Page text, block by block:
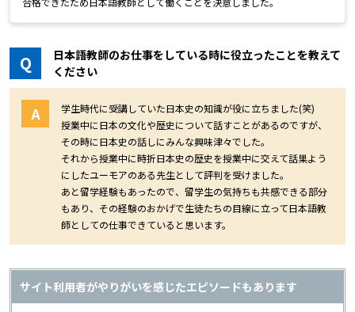
Q
日本語教師のお仕事をしている時に役立ったことを教えて
ください
A
学生時代に受講していた日本史の知識が役に立ちました(笑)
授業中に日本の文化や歴史について話すことがあるのですが、
その時に日本史の話しにみんな興味津々でした。
それから授業中に時折日本史の歴史を授業中に交えて話巣よう
にしたユーモアのある先生として評判を受けました。
あと留学経験もあったので、留学生の気持ちも共感できる部分
もあり、その経験のおかげで生徒たちの目線に立って日本語教
師としての仕事できていると思います。
サイト利用者がやりがいを感じたエピソードもあります